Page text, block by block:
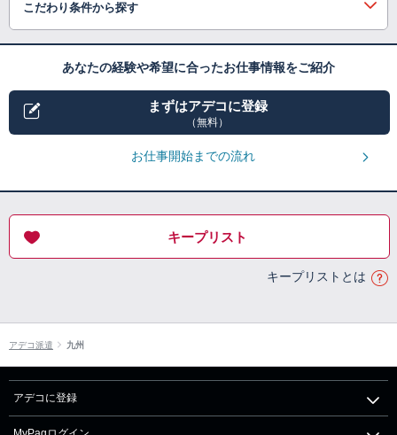
こだわり条件から探す
あなたの経験や希望に合ったお仕事情報をご紹介
まずはアデコに登録
（無料）
お仕事開始までの流れ
キープリスト
キープリストとは
アデコ派遣 九州
アデコに登録